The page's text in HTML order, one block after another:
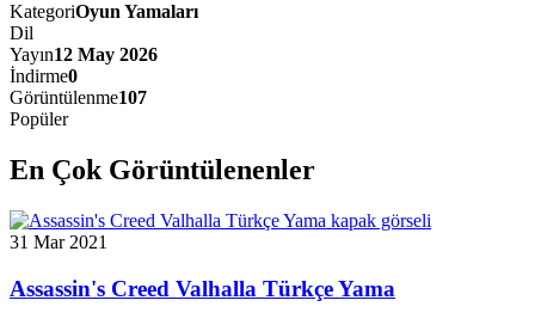
KategoriOyun Yamaları
Dil
Yayın12 May 2026
İndirme0
Görüntülenme107
Popüler
En Çok Görüntülenenler
31 Mar 2021
Assassin's Creed Valhalla Türkçe Yama